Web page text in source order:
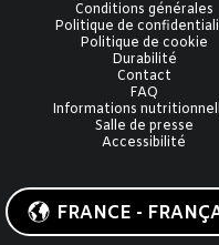
Conditions générales
Politique de
Politique de cookie
Durabilité
Contact
FAQ
Informations
Salle de presse
Accessibilité
FRANCE -